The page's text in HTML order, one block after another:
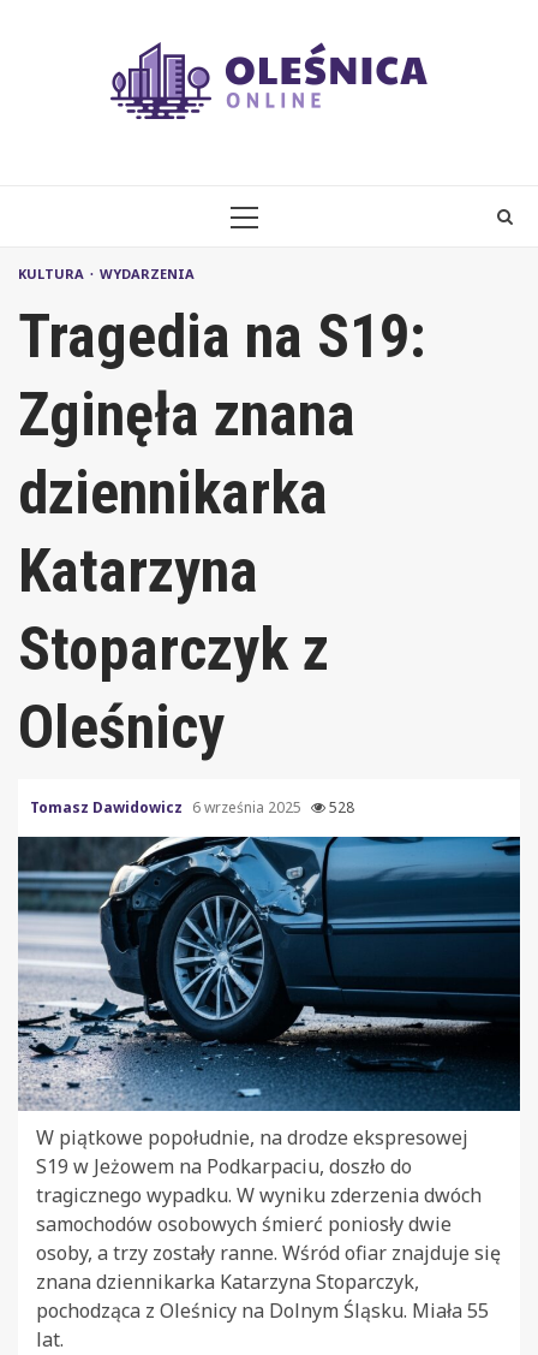
PRIMARY
KULTURA WYDARZENIA
Tragedia na S19:
Zginęła znana
dziennikarka
Katarzyna
Stoparczyk z
Oleśnicy
Tomasz Dawidowicz 6 września 2025 528
W piątkowe popołudnie, na drodze ekspresowej
S19 w Jeżowem na Podkarpaciu, doszło do
tragicznego wypadku. W wyniku zderzenia dwóch
samochodów osobowych śmierć poniosły dwie
osoby, a trzy zostały ranne. Wśród ofiar znajduje się
znana dziennikarka Katarzyna Stoparczyk,
pochodząca z Oleśnicy na Dolnym Śląsku. Miała 55
lat.